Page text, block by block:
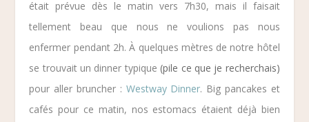
était prévue dès le matin vers 7h30, mais il faisait
tellement beau que nous ne voulions pas nous
enfermer pendant 2h. À quelques mètres de notre hôtel
se trouvait un dinner typique (pile ce que je recherchais)
pour aller bruncher : Westway Dinner. Big pancakes et
cafés pour ce matin, nos estomacs étaient déjà bien